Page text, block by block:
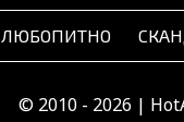
ЛЮБОПИТНО
© 2010 - 2026 |